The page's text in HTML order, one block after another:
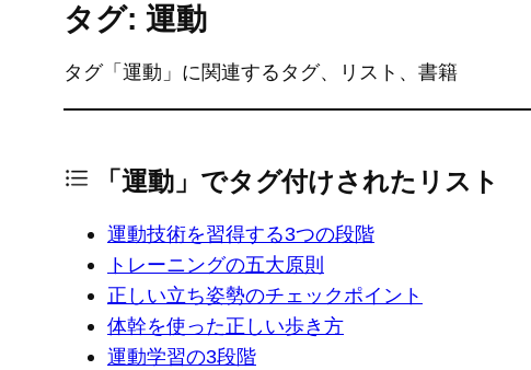
タグ: 運動
タグ「運動」に関連するタグ、リスト、書籍
「運動」でタグ付けされたリスト
運動技術を習得する3つの段階
トレーニングの五大原則
正しい立ち姿勢のチェックポイント
体幹を使った正しい歩き方
運動学習の3段階